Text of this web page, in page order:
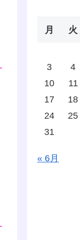
月 火
3
4
10
11
17
18
24
25
31
« 6月